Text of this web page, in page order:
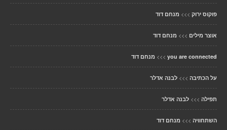
פוקוס ירוק >>> מנחם דוד
אוצר מילים >>> מנחם דוד
you are connected
>>> מנחם דוד
על הכתיבה >>> לבנה אדלר
תפילה >>> לבנה אדלר
השתחוויה >>> מנחם דוד